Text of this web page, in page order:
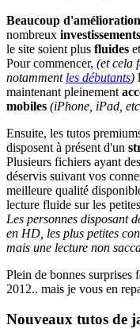
Beaucoup
nombreux investissements
le site soient plus fluides
Pour commencer, (et cela
notamment les débutants)
maintenant pleinement
mobiles (iPhone, iPad,
Ensuite, les tutos
disposent à présent d'un
Plusieurs fichiers ayant
déservis suivant vos
meilleure qualité
lecture fluide sur les
Les personnes disposant
en HD, les plus petites
mais une lecture non
Plein de bonnes surprises
2012.. mais je vous en
Nouveaux tutos de